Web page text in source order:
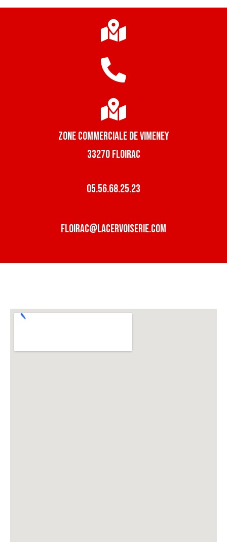
zone commerciale de vimeney
33270 floirac
05.56.68.25.23
floirac@lacervoiserie.com